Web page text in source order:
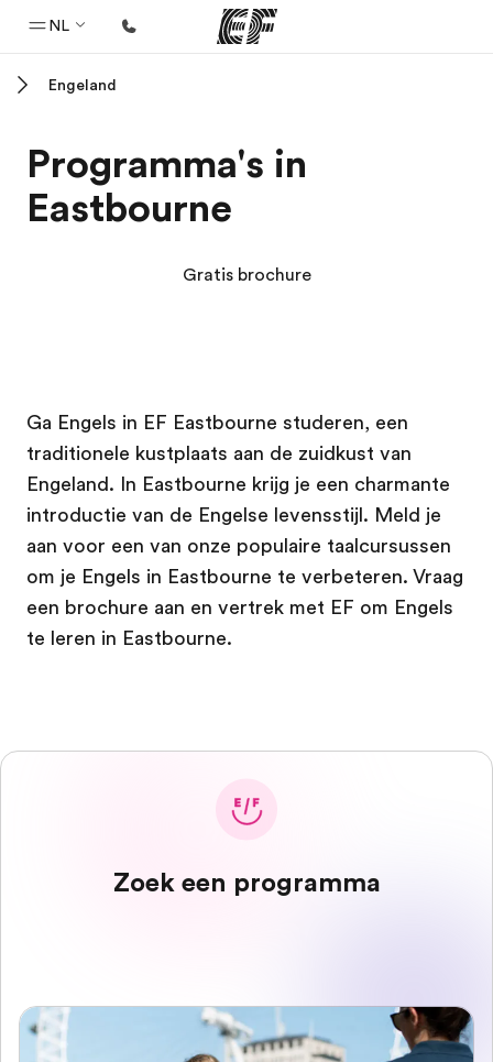
NL
Programma's
Bekijk alles dat we doen
Carrières
Kom bij ons team
Engeland
Programma's in
Eastbourne
Gratis brochure
Ga Engels in EF Eastbourne studeren, een
traditionele kustplaats aan de zuidkust van
Engeland. In Eastbourne krijg je een charmante
introductie van de Engelse levensstijl. Meld je
aan voor een van onze populaire taalcursussen
om je Engels in Eastbourne te verbeteren. Vraag
een brochure aan en vertrek met EF om Engels
te leren in Eastbourne.
Zoek een programma